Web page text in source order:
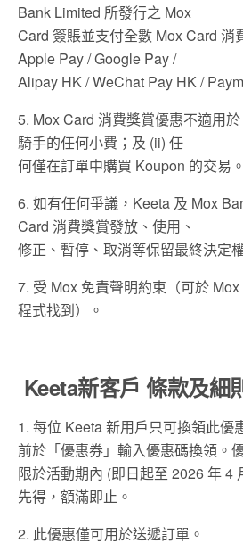
Bank Limited 所發行之 Mox
Card 簽賬並支付全數 Mox Card 消
Apple Pay / Google Pay /
Alipay HK / WeChat Pay HK /
5. Mox Card 消費獎賞優惠不適用
騎手的任何小費；及 (ii) 任
何僅在訂單中購買 Koupon 的交易。
6. 如有任何爭議，Keeta 及 Mox
Card 消費獎賞發放、使用、
修正、暫停、取消等保留最終決定
7. 受 Mox 免責聲明約束（可於
程式找到）。
Keeta新客戶 條款及細
1. 每位 Keeta 新用戶只可換領此優
前於「優惠券」輸入優惠碼換領。
限於活動期內 (即日起至 2026 年 4
先得，額滿即止。
2. 此優惠僅可用於送遞訂單。